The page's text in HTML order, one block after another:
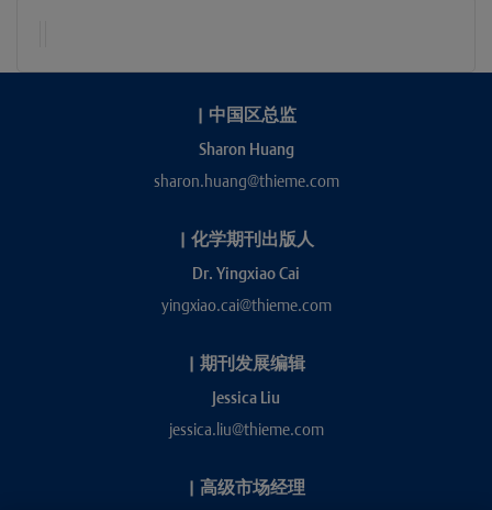
| 中国区总监
Sharon Huang
sharon.huang@thieme.com
| 化学期刊出版人
Dr. Yingxiao Cai
yingxiao.cai@thieme.com
| 期刊发展编辑
Jessica Liu
jessica.liu@thieme.com
| 高级市场经理